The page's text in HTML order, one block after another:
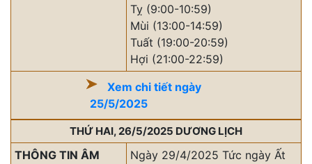
Tỵ (9:00-10:59)
Mùi (13:00-14:59)
Tuất (19:00-20:59)
Hợi (21:00-22:59)
Xem chi tiết ngày
25/5/2025
THỨ HAI, 26/5/2025 DƯƠNG LỊCH
THÔNG TIN ÂM
Ngày 29/4/2025 Tức ngày Ất